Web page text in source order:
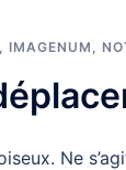
, IMAGENUM ,
Ne